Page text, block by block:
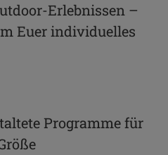
Erlebnissen –
Euer individuelles
Programme für